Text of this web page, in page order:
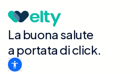
La buona salute
a portata di click.